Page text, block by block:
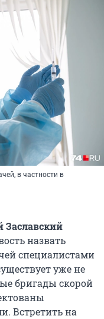
в частности в
Заславский
назвать
специалистами
уже не
бригады скорой
Встретить на